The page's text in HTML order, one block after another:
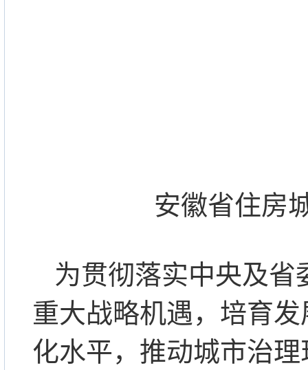
安徽省住房
为贯彻落实中央及
重大战略机遇，培育
化水平，推动城市治